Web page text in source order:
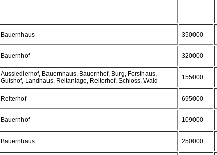
Bauernhaus 350000
Bauernhof 320000
Aussiedlerhof, Bauernhaus, Bauernhof, Burg, Forsthaus,
Gutshof, Landhaus, Reitanlage, Reiterhof, Schloss, Wald
155000
Reiterhof 695000
Bauernhof 109000
Bauernhaus 250000